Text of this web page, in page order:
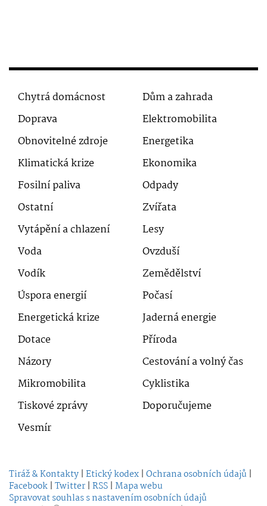
Chytrá domácnost
Dům a zahrada
Doprava
Elektromobilita
Obnovitelné zdroje
Energetika
Klimatická krize
Ekonomika
Fosilní paliva
Odpady
Ostatní
Zvířata
Vytápění a chlazení
Lesy
Voda
Ovzduší
Vodík
Zemědělství
Úspora energií
Počasí
Energetická krize
Jaderná energie
Dotace
Příroda
Názory
Cestování a volný čas
Mikromobilita
Cyklistika
Tiskové zprávy
Doporučujeme
Vesmír
Tiráž & Kontakty | Etický kodex | Ochrana osobních údajů |
Facebook | Twitter | RSS | Mapa webu
Spravovat souhlas s nastavením osobních údajů